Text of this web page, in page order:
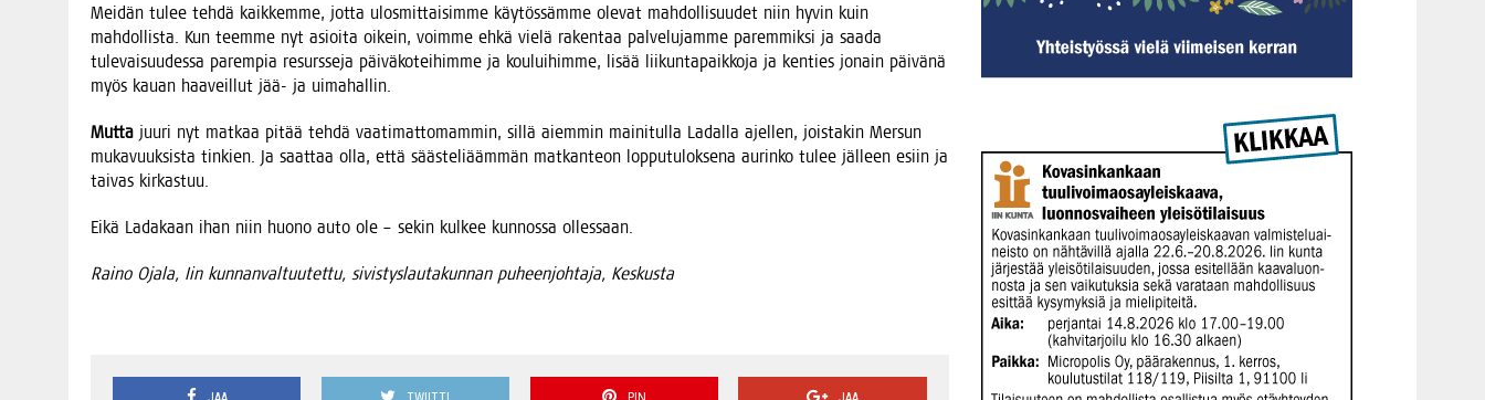
Mei­dän tulee teh­dä kaik­kem­me, jot­ta ulos­mit­tai­sim­me käy­tös­säm­me ole­vat mah­dol­li­suu­det niin hyvin kuin
mah­dol­lis­ta. Kun teem­me nyt asioi­ta oikein, voim­me ehkä vie­lä raken­taa pal­ve­lu­jam­me parem­mik­si ja saa­da
tule­vai­suu­des­sa parem­pia resurs­se­ja päi­vä­ko­tei­him­me ja kou­lui­him­me, lisää lii­kun­ta­paik­ko­ja ja ken­ties jonain päi­vä­nä
myös kau­an haa­veil­lut jää- ja uimahallin.
Mut­ta juu­ri nyt mat­kaa pitää teh­dä vaa­ti­mat­to­mam­min, sil­lä aiem­min mai­ni­tul­la Ladal­la ajel­len, jois­ta­kin Mer­sun
muka­vuuk­sis­ta tin­kien. Ja saat­taa olla, että sääs­te­li­ääm­män mat­kan­teon lop­pu­tu­lok­se­na aurin­ko tulee jäl­leen esiin ja
tai­vas kirkastuu.
Eikä Lada­kaan ihan niin huo­no auto ole – sekin kul­kee kun­nos­sa ollessaan.
Rai­no Oja­la, Iin kun­nan­val­tuu­tet­tu, sivis­tys­lau­ta­kun­nan puheen­joh­ta­ja, Keskusta